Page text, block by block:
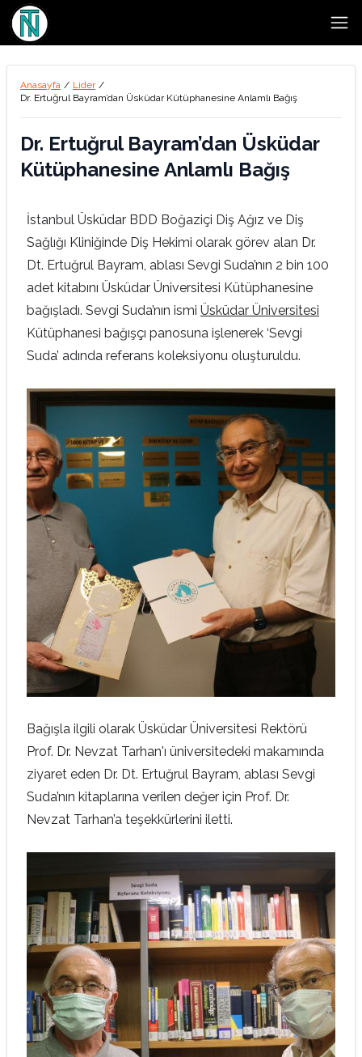
Anasayfa / Lider /
Dr. Ertuğrul Bayram’dan Üsküdar Kütüphanesine Anlamlı Bağış
Dr. Ertuğrul Bayram’dan Üsküdar
Kütüphanesine Anlamlı Bağış
İstanbul Üsküdar BDD Boğaziçi Diş Ağız ve Diş
Sağlığı Kliniğinde Diş Hekimi olarak görev alan Dr.
Dt. Ertuğrul Bayram, ablası Sevgi Suda’nın 2 bin 100
adet kitabını Üsküdar Üniversitesi Kütüphanesine
bağışladı. Sevgi Suda’nın ismi Üsküdar Üniversitesi
Kütüphanesi bağışçı panosuna işlenerek ‘Sevgi
Suda’ adında referans koleksiyonu oluşturuldu.
Bağışla ilgili olarak Üsküdar Üniversitesi Rektörü
Prof. Dr. Nevzat Tarhan'ı üniversitedeki makamında
ziyaret eden Dr. Dt. Ertuğrul Bayram, ablası Sevgi
Suda’nın kitaplarına verilen değer için Prof. Dr.
Nevzat Tarhan’a teşekkürlerini iletti.